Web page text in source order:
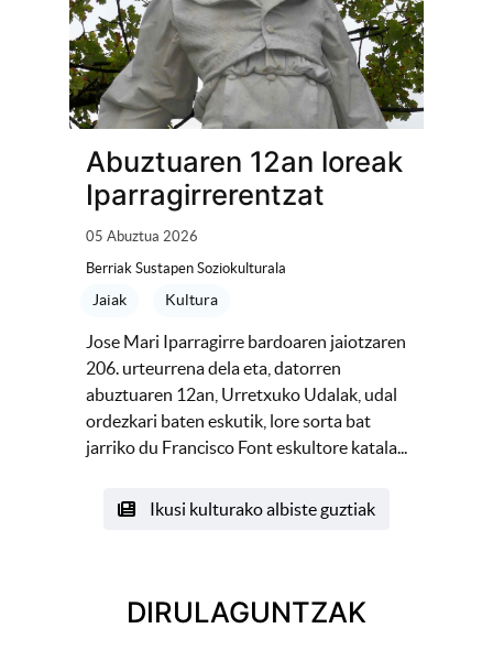
Abuztuaren 12an loreak
Iparragirrerentzat
05 Abuztua 2026
Berriak Sustapen Soziokulturala
Jaiak Kultura
Jose Mari Iparragirre bardoaren jaiotzaren
206. urteurrena dela eta, datorren
abuztuaren 12an, Urretxuko Udalak, udal
ordezkari baten eskutik, lore sorta bat
jarriko du Francisco Font eskultore katala...
Ikusi kulturako albiste guztiak
DIRULAGUNTZAK